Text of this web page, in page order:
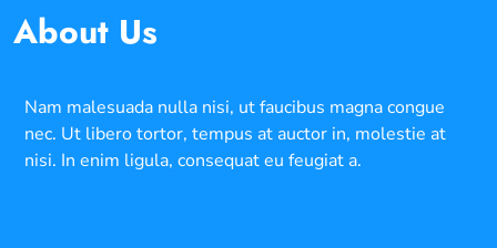
About Us
Nam malesuada nulla nisi, ut faucibus magna congue
nec. Ut libero tortor, tempus at auctor in, molestie at
nisi. In enim ligula, consequat eu feugiat a.